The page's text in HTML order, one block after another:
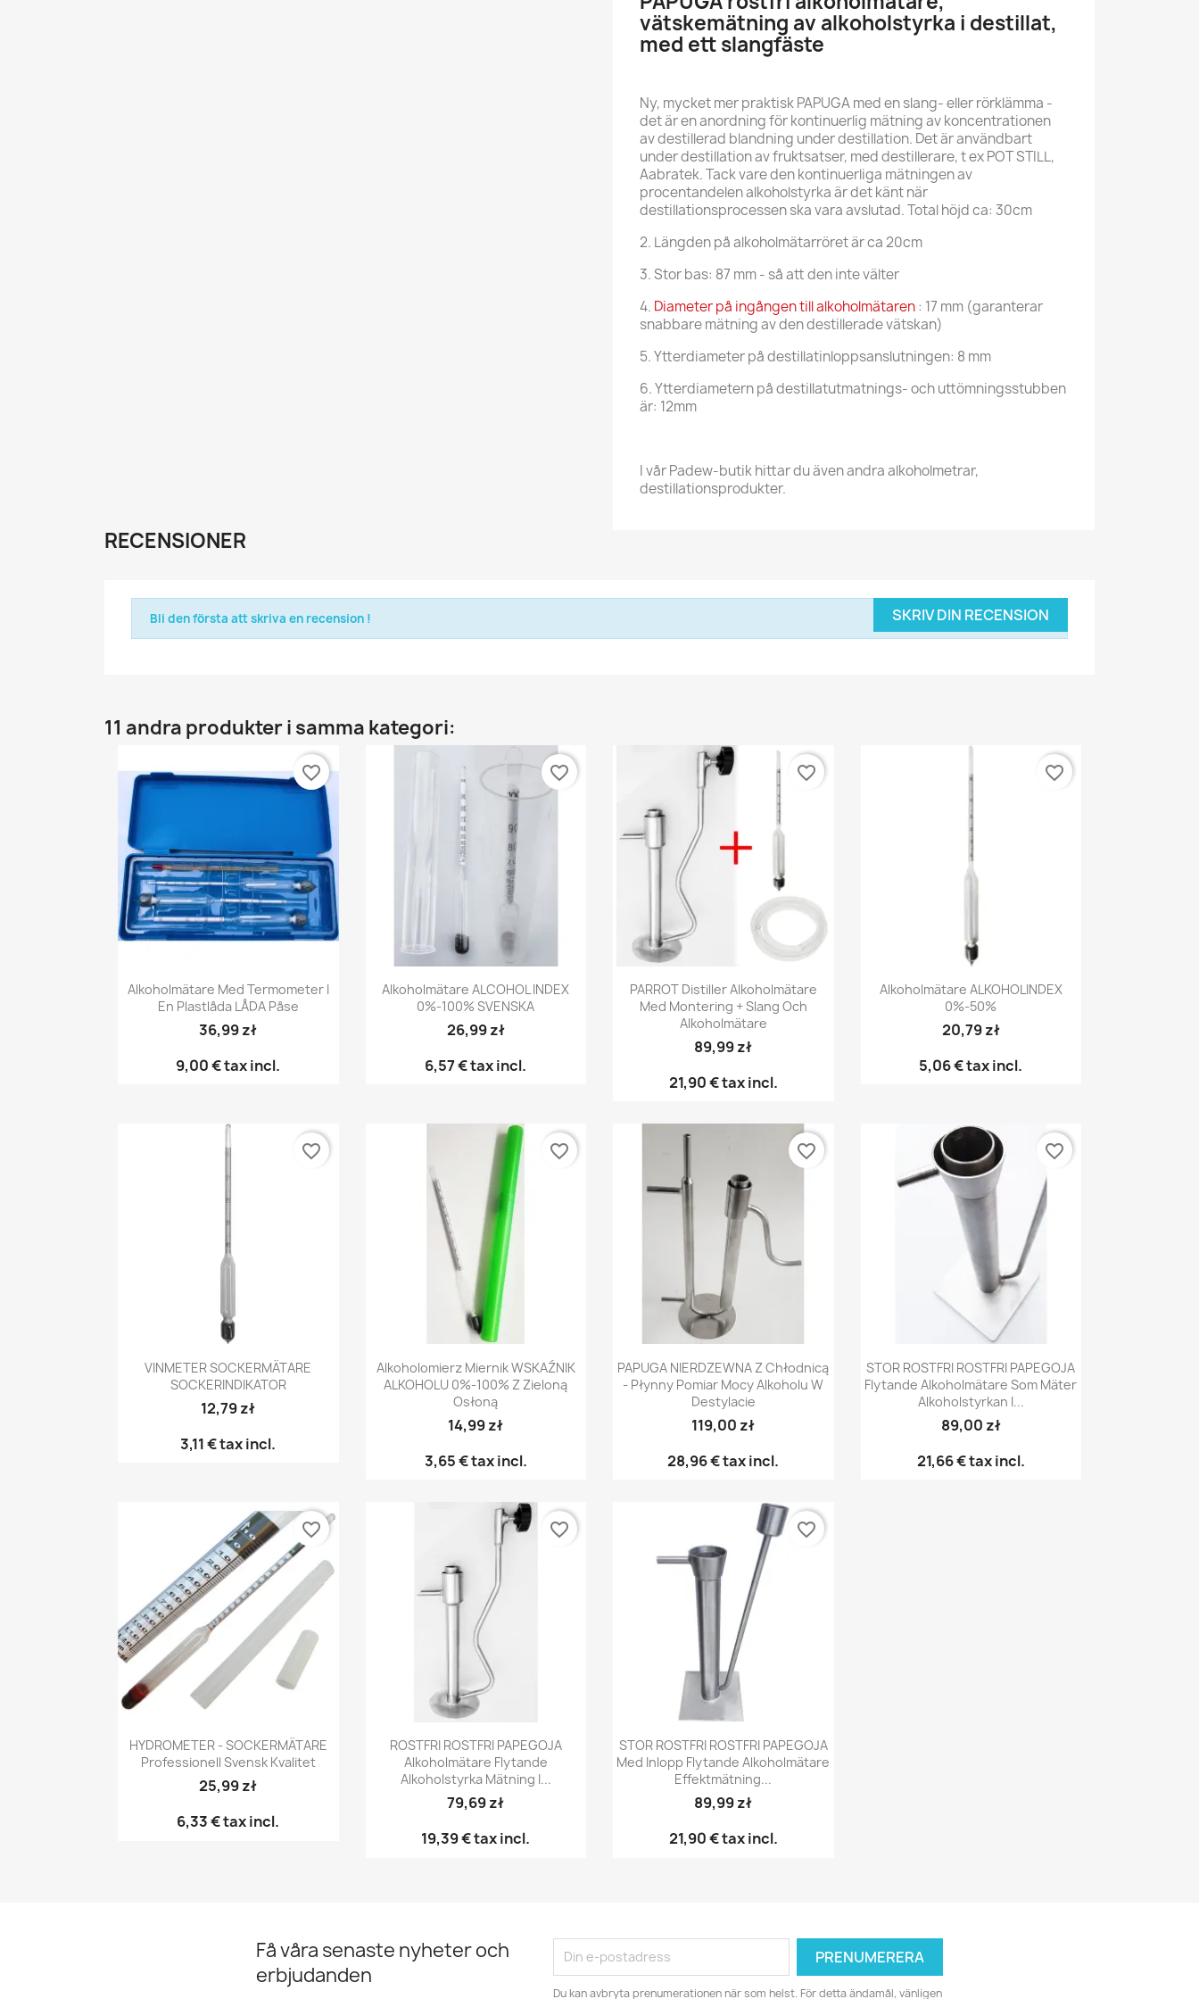
vätskemätning av alkoholstyrka i destillat,
med ett slangfäste
Ny, mycket mer praktisk PAPUGA med en slang- eller rörklämma -
det är en anordning för kontinuerlig mätning av koncentrationen
av destillerad blandning under destillation. Det är användbart
under destillation av fruktsatser, med destillerare, t ex POT STILL,
Aabratek. Tack vare den kontinuerliga mätningen av
procentandelen alkoholstyrka är det känt när
destillationsprocessen ska vara avslutad. Total höjd ca: 30cm
2. Längden på alkoholmätarröret är ca 20cm
3. Stor bas: 87 mm - så att den inte välter
4. Diameter på ingången till alkoholmätaren: 17 mm (garanterar
snabbare mätning av den destillerade vätskan)
5. Ytterdiameter på destillatinloppsanslutningen: 8 mm
6. Ytterdiametern på destillatutmatnings- och uttömningsstubben
är: 12mm
I vår Padew-butik hittar du även andra alkoholmetrar,
destillationsprodukter.
RECENSIONER
SKRIV DIN RECENSION
Bli den första att skriva en recension !
11 andra produkter i samma kategori:
Snabbvy
Alkoholmätare Med Termometer I
En Plastlåda LÅDA Påse
36,99 zł
9,00 €tax incl.
favorite_border
Snabbvy
Alkoholmätare ALCOHOL INDEX
0%-100% SVENSKA
26,99 zł
6,57 €tax incl.
favorite_border
Snabbvy
PARROT Distiller Alkoholmätare
Med Montering + Slang Och
Alkoholmätare
89,99 zł
21,90 €tax incl.
favorite_border
Snabbvy
Alkoholmätare ALKOHOLINDEX
0%-50%
20,79 zł
5,06 €tax incl.
favorite_border
Snabbvy
VINMETER SOCKERMÄTARE
SOCKERINDIKATOR
12,79 zł
3,11 €tax incl.
favorite_border
Snabbvy
Alkoholomierz Miernik WSKAŹNIK
ALKOHOLU 0%-100% Z Zieloną
Osłoną
14,99 zł
3,65 €tax incl.
favorite_border
Snabbvy
PAPUGA NIERDZEWNA Z Chłodnicą
- Płynny Pomiar Mocy Alkoholu W
Destylacie
119,00 zł
28,96 €tax incl.
favorite_border
Snabbvy
STOR ROSTFRI ROSTFRI PAPEGOJA
Flytande Alkoholmätare Som Mäter
Alkoholstyrkan I...
89,00 zł
21,66 €tax incl.
favorite_border
Snabbvy
HYDROMETER - SOCKERMÄTARE
Professionell Svensk Kvalitet
25,99 zł
6,33 €tax incl.
favorite_border
Snabbvy
ROSTFRI ROSTFRI PAPEGOJA
Alkoholmätare Flytande
Alkoholstyrka Mätning I...
79,69 zł
19,39 €tax incl.
favorite_border
Snabbvy
STOR ROSTFRI ROSTFRI PAPEGOJA
Med Inlopp Flytande Alkoholmätare
Effektmätning...
89,99 zł
21,90 €tax incl.
favorite_border
Få våra senaste nyheter och
erbjudanden
Du kan avbryta prenumerationen när som helst. För detta ändamål, vänligen